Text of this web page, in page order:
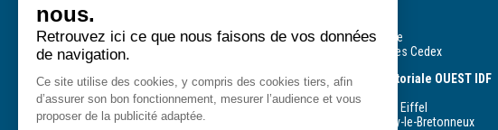
Service client - Astreinte 7/7
- 24/24
0809 54 09 09
Service gratuit + prix appel
33, rue Defrance
94307 Vincennes Cedex
Direction territoriale OUEST IDF
78 - 91 - 92
14, rue Gustave Eiffel
78180 Montigny-le-Bretonneux
nous.
Retrouvez ici ce que nous faisons de vos données
de navigation.
Ce site utilise des cookies, y compris des cookies tiers, afin
d’assurer son bon fonctionnement, mesurer l’audience et vous
proposer de la publicité adaptée.